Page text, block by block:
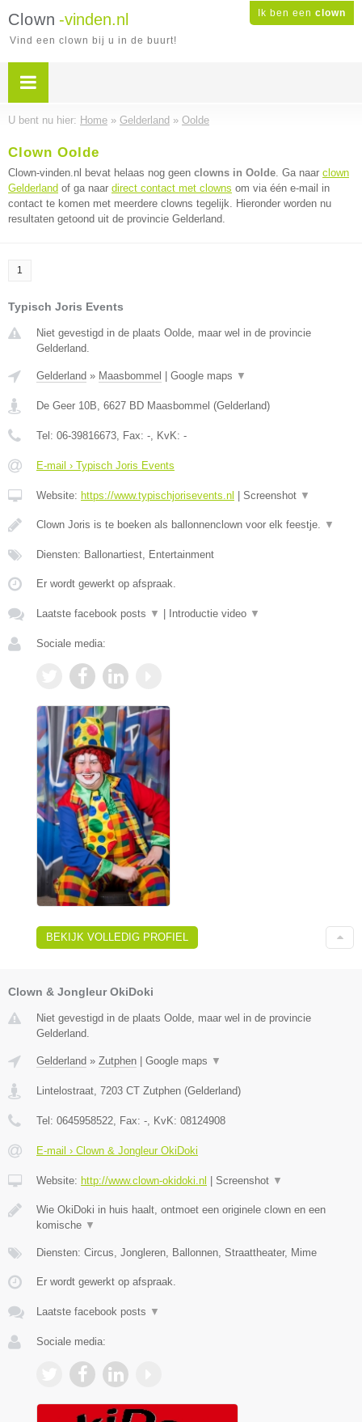
Ik ben een clown
Clown -vinden.nl
Vind een clown bij u in de buurt!
U bent nu hier: Home » Gelderland » Oolde
Clown Oolde
Clown-vinden.nl bevat helaas nog geen clowns in Oolde. Ga naar clown
Gelderland of ga naar direct contact met clowns om via één e-mail in
contact te komen met meerdere clowns tegelijk. Hieronder worden nu
resultaten getoond uit de provincie Gelderland.
1
Typisch Joris Events
Niet gevestigd in de plaats Oolde, maar wel in de provincie
Gelderland.
Gelderland » Maasbommel Google maps ▼
De Geer 10B, 6627 BD Maasbommel (Gelderland)
Tel: 06-39816673, Fax: -, KvK: -
E-mail › Typisch Joris Events
Website: https://www.typischjorisevents.nl Screenshot ▼
Clown Joris is te boeken als ballonnenclown voor elk feestje. ▼
Diensten: Ballonartiest, Entertainment
Er wordt gewerkt op afspraak.
Laatste facebook posts ▼ Introductie video ▼
Sociale media:
BEKIJK VOLLEDIG PROFIEL
Clown & Jongleur OkiDoki
Niet gevestigd in de plaats Oolde, maar wel in de provincie
Gelderland.
Gelderland » Zutphen Google maps ▼
Lintelostraat 7203 CT Zutphen (Gelderland)
Tel: 0645958522 , Fax: - , KvK: 08124908
E-mail › Clown & Jongleur OkiDoki
Website: http://www.clown-okidoki.nl Screenshot ▼
Wie OkiDoki in huis haalt, ontmoet een originele clown en een
komische ▼
Diensten: Circus, Jongleren, Ballonnen, Straattheater, Mime
Er wordt gewerkt op afspraak.
Laatste facebook posts ▼
Sociale media: